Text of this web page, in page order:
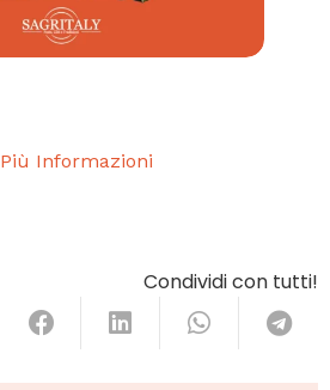
Più Informazioni
Condividi con tutti!